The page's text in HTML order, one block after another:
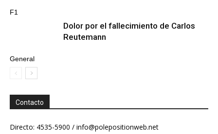
F1
General
Dolor por el fallecimiento de Carlos
Reutemann
Contacto
Directo: 4535-5900 / info@polepositionweb.net